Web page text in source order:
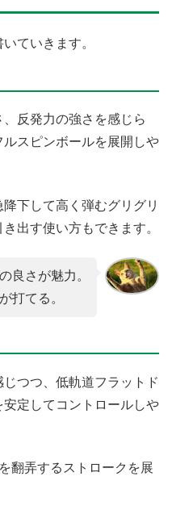
ていきます。
反発力の強さを感じら
スピンボールを展開しや
下して高く弾むグリグリ
出す使い方もできます。
良さが魅力。
打てる。
つつ、低軌道フラットド
定してコントロールしや
翻弄するストロークを展